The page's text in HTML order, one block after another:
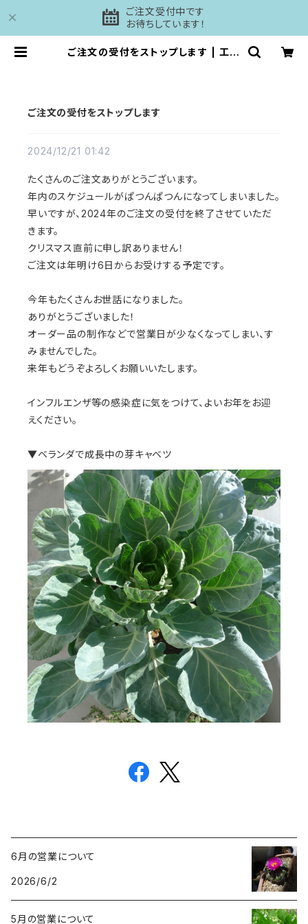
ご注文受付中です
お待ちしています！
ご注文の受付をストップします | 工房
ご注文の受付をストップします
2024/12/21 01:42
たくさんのご注文ありがとうございます。
年内のスケジュールがぱつんぱつんになってしまいました。
早いですが、2024年のご注文の受付を終了させていただ
きます。
クリスマス直前に申し訳ありません！
ご注文は年明け6日からお受けする予定です。
今年もたくさんお世話になりました。
ありがとうございました！
オーダー品の制作などで営業日が少なくなってしまい、す
みませんでした。
来年もどうぞよろしくお願いいたします。
インフルエンザ等の感染症に気をつけて、よいお年をお迎
えください。
▼ベランダで成長中の芽キャベツ
6月の営業について
2026/6/2
5月の営業について